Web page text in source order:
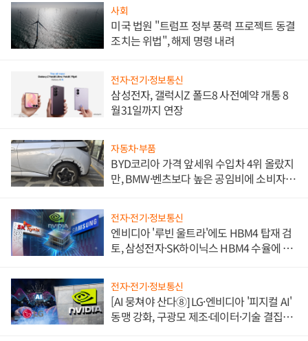
사회
미국 법원 "트럼프 정부 풍력 프로젝트 동결
조치는 위법", 해제 명령 내려
전자·전기·정보통신
삼성전자, 갤럭시Z 폴드8 사전예약 개통 8
월31일까지 연장
자동차·부품
BYD코리아 가격 앞세워 수입차 4위 올랐지
만, BMW·벤츠보다 높은 공임비에 소비자
전자·전기·정보통신
엔비디아 '루빈 울트라'에도 HBM4 탑재 검
토, 삼성전자·SK하이닉스 HBM4 수율에 주
전자·전기·정보통신
[AI 뭉쳐야 산다⑧] LG·엔비디아 '피지컬 AI'
동맹 강화, 구광모 제조·데이터·기술 결집